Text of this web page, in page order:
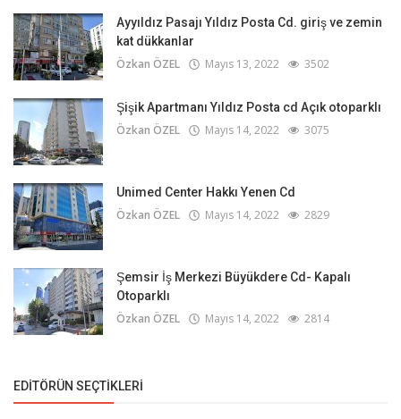
Ayyıldız Pasajı Yıldız Posta Cd. giriş ve zemin
kat dükkanlar
Özkan ÖZEL Mayıs 13, 2022 3502
Şişik Apartmanı Yıldız Posta cd Açık otoparklı
Özkan ÖZEL Mayıs 14, 2022 3075
Unimed Center Hakkı Yenen Cd
Özkan ÖZEL Mayıs 14, 2022 2829
Şemsir İş Merkezi Büyükdere Cd- Kapalı
Otoparklı
Özkan ÖZEL Mayıs 14, 2022 2814
EDITÖRÜN SEÇTIKLERI